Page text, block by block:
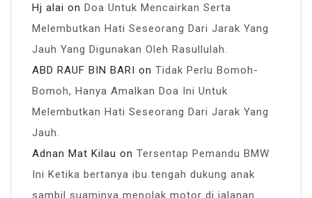
Hj alai on Doa Untuk Mencairkan Serta
Melembutkan Hati Seseorang Dari Jarak Yang
Jauh Yang Digunakan Oleh Rasullulah.
ABD RAUF BIN BARI on Tidak Perlu Bomoh-
Bomoh, Hanya Amalkan Doa Ini Untuk
Melembutkan Hati Seseorang Dari Jarak Yang
Jauh.
Adnan Mat Kilau on Tersentap Pemandu BMW
Ini Ketika bertanya ibu tengah dukung anak
sambil suaminya menolak motor di jalanan